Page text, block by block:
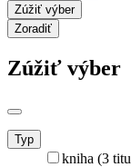
Zúžiť výber
Zoradiť
Zúžiť výber
Typ
kniha (3